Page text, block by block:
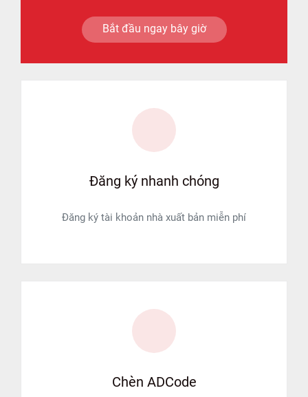
Bắt đầu ngay bây giờ
Đăng ký nhanh chóng
Đăng ký tài khoản nhà xuất bản miễn phí
Chèn ADCode